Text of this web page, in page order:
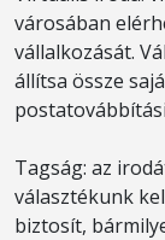
városában
vállalkozását.
állítsa össze
Tagság: az
választékunk
biztosít,